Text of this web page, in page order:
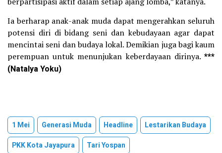
Ia berharap anak-anak muda dapat mengerahkan seluruh
potensi diri di bidang seni dan kebudayaan agar dapat
mencintai seni dan budaya lokal. Demikian juga bagi kaum
perempuan untuk menunjukan keberdayaan dirinya. ***
(Natalya Yoku)
1 Mei Generasi Muda Headline
Lestarikan Budaya
PKK Kota Jayapura
Tari Yospan